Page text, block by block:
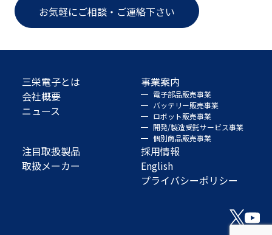
お気軽にご相談・ご連絡下さい
三栄電子とは
会社概要
ニュース
事業案内
電子部品販売事業
バッテリー販売事業
ロボット販売事業
開発/製造受託サービス事業
個別商品販売事業
注目取扱製品
取扱メーカー
採用情報
English
プライバシーポリシー